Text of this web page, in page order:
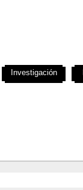
Investigación